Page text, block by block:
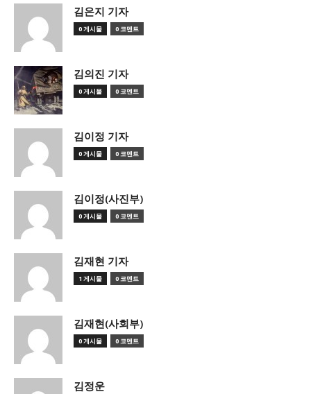
김은지 기자
0 게시물 0 코멘트
김의진 기자
0 게시물 0 코멘트
김이정 기자
0 게시물 0 코멘트
김이정(사진부)
0 게시물 0 코멘트
김재현 기자
1 게시물 0 코멘트
김재현(사회부)
0 게시물 0 코멘트
김정운